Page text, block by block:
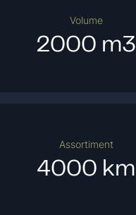
Volume
2000 m3
Assortiment
4000 km